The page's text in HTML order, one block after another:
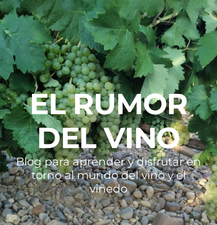
EL RUMOR
DEL VINO
Blog para aprender y disfrutar en
torno al mundo del vino y el
viñedo